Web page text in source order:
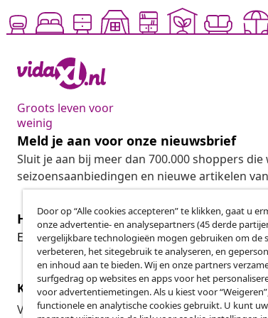
Groots leven voor
weinig
Meld je aan voor onze nieuwsbrief
Sluit je aan bij meer dan 700.000 shoppers die
seizoensaanbiedingen en nieuwe artikelen
Herroeping van de overeenkomst
Een annulering voor je bestelling indienen
Klantenservice
Volg je bestelling
Door op “Alle cookies accepteren” te klikken, gaat u
onze advertentie- en analysepartners (45 derde
vergelijkbare technologieën mogen gebruiken om de
verbeteren, het sitegebruik te analyseren, en
en inhoud aan te bieden. Wij en onze partners
surfgedrag op websites en apps voor het
voor advertentiemetingen. Als u kiest voor
functionele en analytische cookies gebruikt. U kunt